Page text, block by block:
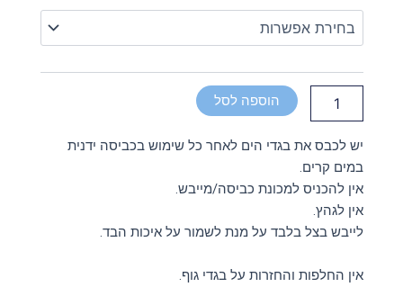
סט
בגוון
קלאסי
קצר
הוספה לסל
יש לכבס את בגדי הים לאחר כל שימוש בכביסה ידנית
במים קרים.
אין להכניס למכונת כביסה/מייבש.
אין לגהץ.
לייבש בצל בלבד על מנת לשמור על איכות הבד.
אין החלפות והחזרות על בגדי גוף.